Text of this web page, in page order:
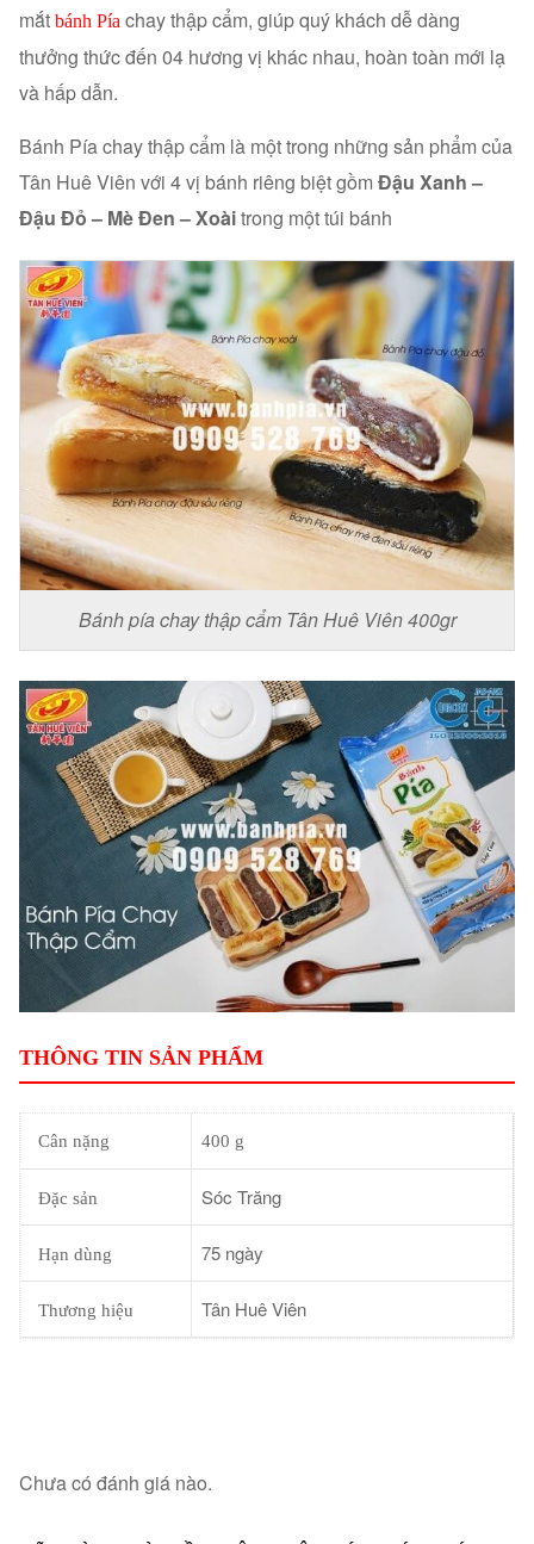
mắt bánh Pía chay thập cẩm, giúp quý khách dễ dàng
thưởng thức đến 04 hương vị khác nhau, hoàn toàn mới lạ
và hấp dẫn.
Bánh Pía chay thập cẩm là một trong những sản phẩm của
Tân Huê Viên với 4 vị bánh riêng biệt gồmĐậu Xanh –
Đậu Đỏ – Mè Đen – Xoàitrong một túi bánh
Bánh pía chay thập cẩm Tân Huê Viên 400gr
THÔNG TIN SẢN PHẨM
Cân nặng 400 g
Đặc sản Sóc Trăng
Hạn dùng 75 ngày
Thương hiệu Tân Huê Viên
Chưa có đánh giá nào.